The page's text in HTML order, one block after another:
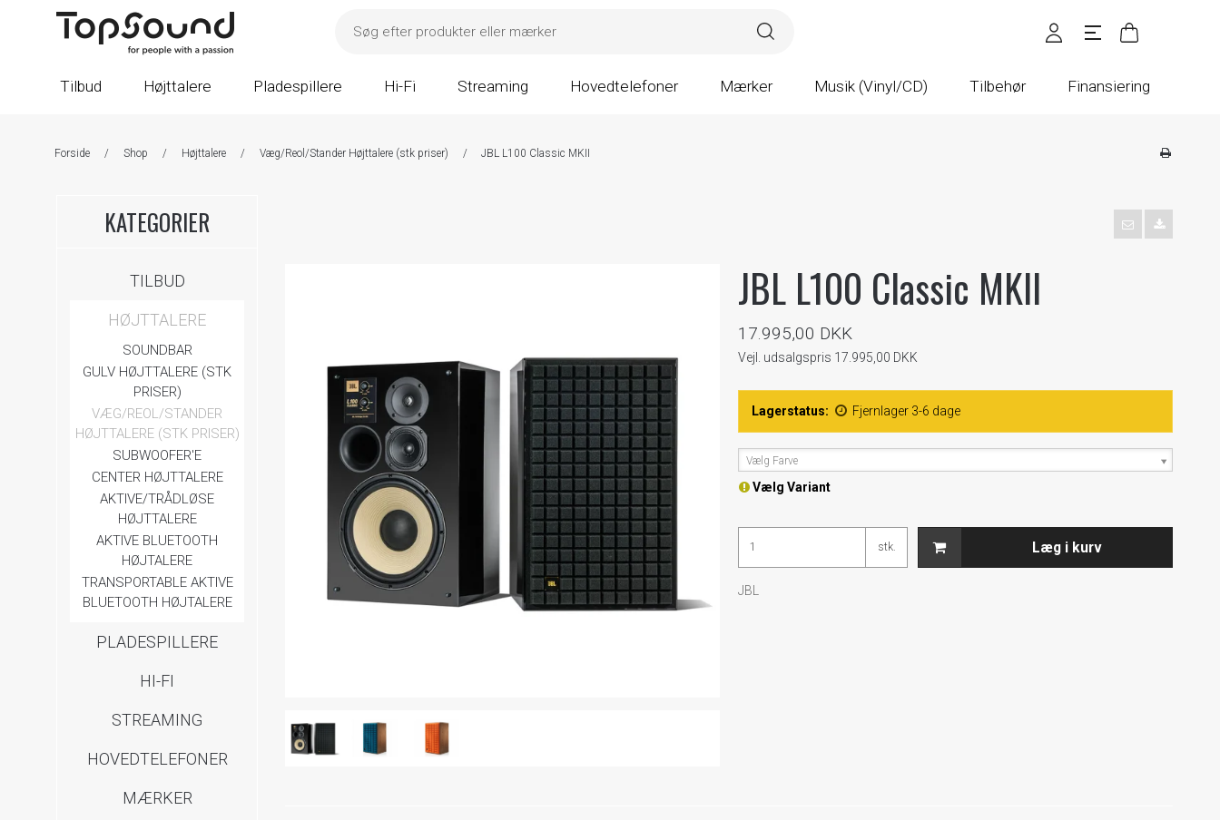
Tilbud Højttalere Pladespillere Hi-Fi Streaming Hovedtelefoner Mærker Musik (Vinyl/CD) Tilbehør Finansiering
Forside / Shop / Højttalere / Væg/Reol/Stander Højttalere (stk priser) / JBL L100 Classic MKII
KATEGORIER
TILBUD
HØJTTALERE
SOUNDBAR
GULV HØJTTALERE (STK
PRISER)
VÆG/REOL/STANDER
HØJTTALERE (STK PRISER)
SUBWOOFER'E
CENTER HØJTTALERE
AKTIVE/TRÅDLØSE
HØJTTALERE
AKTIVE BLUETOOTH
HØJTALERE
TRANSPORTABLE AKTIVE
BLUETOOTH HØJTALERE
PLADESPILLERE
HI-FI
STREAMING
HOVEDTELEFONER
MÆRKER
JBL L100 Classic MKII
17.995,00 DKK
Vejl. udsalgspris 17.995,00 DKK
Lagerstatus: Fjernlager 3-6 dage
Vælg Farve
Vælg Variant
stk. Læg i kurv
JBL